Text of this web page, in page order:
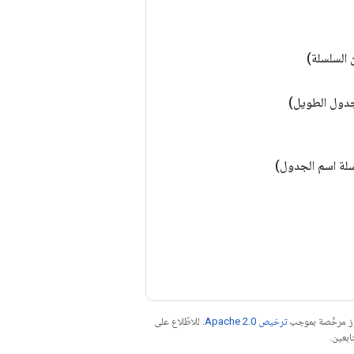
السلسلة)
الطويل)
اسم الجدول)
مرخّصة بموجبترخيص Apache 2.0‏
. للاطّلاع على